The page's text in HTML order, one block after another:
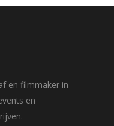
en filmmaker in
en